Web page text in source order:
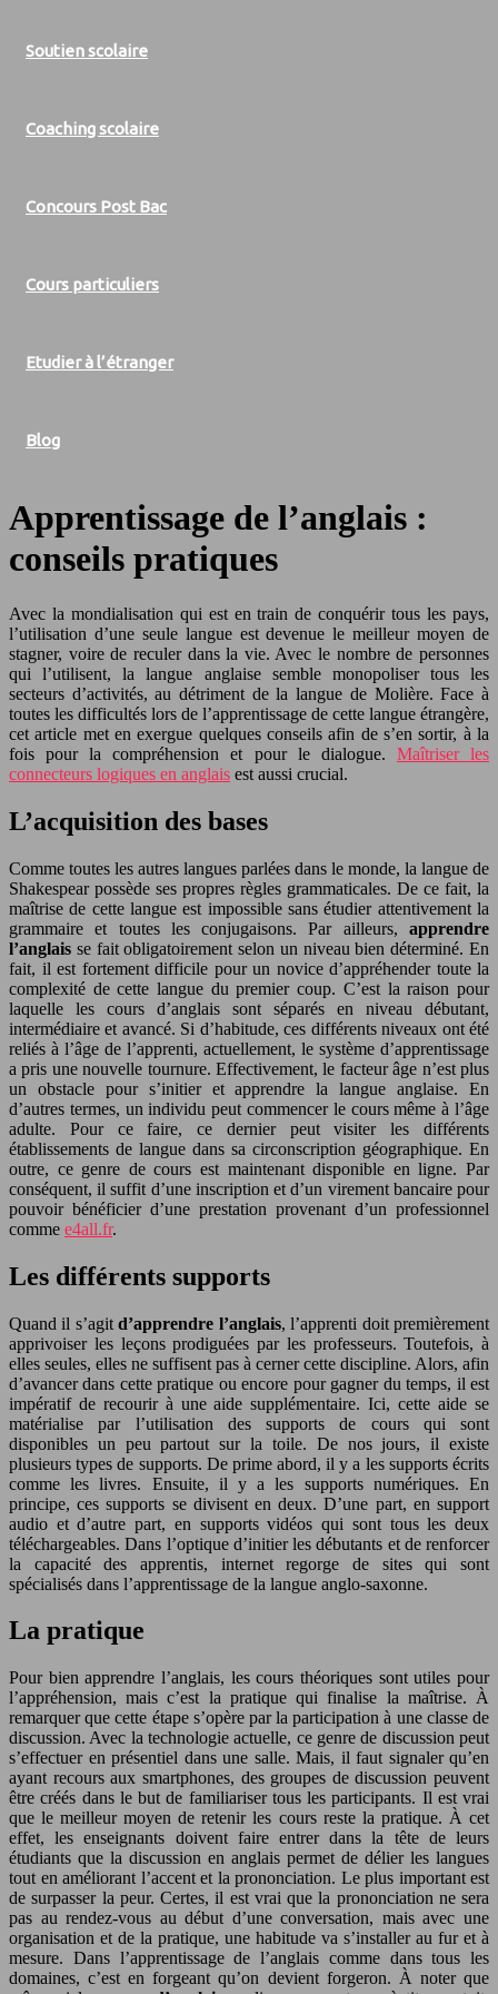
Soutien scolaire
Coaching scolaire
Concours Post Bac
Cours particuliers
Etudier à l’étranger
Blog
Apprentissage de l’anglais :
conseils pratiques
Avec la mondialisation qui est en train de conquérir tous les pays,
l’utilisation d’une seule langue est devenue le meilleur moyen de
stagner, voire de reculer dans la vie. Avec le nombre de personnes
qui l’utilisent, la langue anglaise semble monopoliser tous les
secteurs d’activités, au détriment de la langue de Molière. Face à
toutes les difficultés lors de l’apprentissage de cette langue étrangère,
cet article met en exergue quelques conseils afin de s’en sortir, à la
fois pour la compréhension et pour le dialogue. Maîtriser les
connecteurs logiques en anglais est aussi crucial.
L’acquisition des bases
Comme toutes les autres langues parlées dans le monde, la langue de
Shakespear possède ses propres règles grammaticales. De ce fait, la
maîtrise de cette langue est impossible sans étudier attentivement la
grammaire et toutes les conjugaisons. Par ailleurs, apprendre
l’anglais se fait obligatoirement selon un niveau bien déterminé. En
fait, il est fortement difficile pour un novice d’appréhender toute la
complexité de cette langue du premier coup. C’est la raison pour
laquelle les cours d’anglais sont séparés en niveau débutant,
intermédiaire et avancé. Si d’habitude, ces différents niveaux ont été
reliés à l’âge de l’apprenti, actuellement, le système d’apprentissage
a pris une nouvelle tournure. Effectivement, le facteur âge n’est plus
un obstacle pour s’initier et apprendre la langue anglaise. En
d’autres termes, un individu peut commencer le cours même à l’âge
adulte. Pour ce faire, ce dernier peut visiter les différents
établissements de langue dans sa circonscription géographique. En
outre, ce genre de cours est maintenant disponible en ligne. Par
conséquent, il suffit d’une inscription et d’un virement bancaire pour
pouvoir bénéficier d’une prestation provenant d’un professionnel
comme e4all.fr.
Les différents supports
Quand il s’agitd’apprendre l’anglais, l’apprenti doit premièrement
apprivoiser les leçons prodiguées par les professeurs. Toutefois, à
elles seules, elles ne suffisent pas à cerner cette discipline. Alors, afin
d’avancer dans cette pratique ou encore pour gagner du temps, il est
impératif de recourir à une aide supplémentaire. Ici, cette aide se
matérialise par l’utilisation des supports de cours qui sont
disponibles un peu partout sur la toile. De nos jours, il existe
plusieurs types de supports. De prime abord, il y a les supports écrits
comme les livres. Ensuite, il y a les supports numériques. En
principe, ces supports se divisent en deux. D’une part, en support
audio et d’autre part, en supports vidéos qui sont tous les deux
téléchargeables. Dans l’optique d’initier les débutants et de renforcer
la capacité des apprentis, internet regorge de sites qui sont
spécialisés dans l’apprentissage de la langue anglo-saxonne.
La pratique
Pour bien apprendre l’anglais, les cours théoriques sont utiles pour
l’appréhension, mais c’est la pratique qui finalise la maîtrise. À
remarquer que cette étape s’opère par la participation à une classe de
discussion. Avec la technologie actuelle, ce genre de discussion peut
s’effectuer en présentiel dans une salle. Mais, il faut signaler qu’en
ayant recours aux smartphones, des groupes de discussion peuvent
être créés dans le but de familiariser tous les participants. Il est vrai
que le meilleur moyen de retenir les cours reste la pratique. À cet
effet, les enseignants doivent faire entrer dans la tête de leurs
étudiants que la discussion en anglais permet de délier les langues
tout en améliorant l’accent et la prononciation. Le plus important est
de surpasser la peur. Certes, il est vrai que la prononciation ne sera
pas au rendez-vous au début d’une conversation, mais avec une
organisation et de la pratique, une habitude va s’installer au fur et à
mesure. Dans l’apprentissage de l’anglais comme dans tous les
domaines, c’est en forgeant qu’on devient forgeron. À noter que